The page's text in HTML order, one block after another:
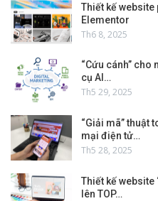
Thiết kế
Elementor
Th6 8, 2025
“Cứu cánh”
cụ AI…
Th5 29, 2025
“Giải mã” thuật
mại điện tử…
Th5 28, 2025
Thiết kế website
lên TOP…